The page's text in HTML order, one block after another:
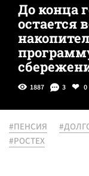
До конца
остается
1887 3 0
#ПЕНСИЯ
#РОСТЕХ